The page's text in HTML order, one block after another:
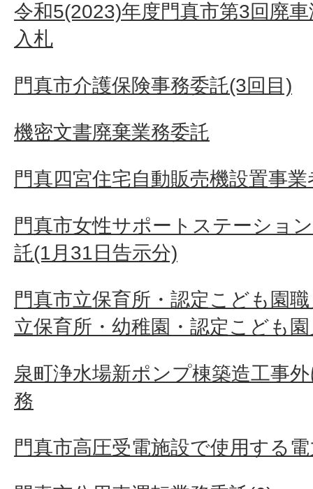
令和5(2023)年度門真市第3回廃
入札
門真市介護保険事務委託(3回目)
機密文書廃棄業務委託
門真四宮住宅自動販売機設置事業
門真市女性サポートステーショ
託(1月31日告示分)
門真市立保育所・認定こども園
立保育所・幼稚園・認定こども
泉町浄水場新ポンプ棟築造工事
務
門真市高圧受電施設で使用する